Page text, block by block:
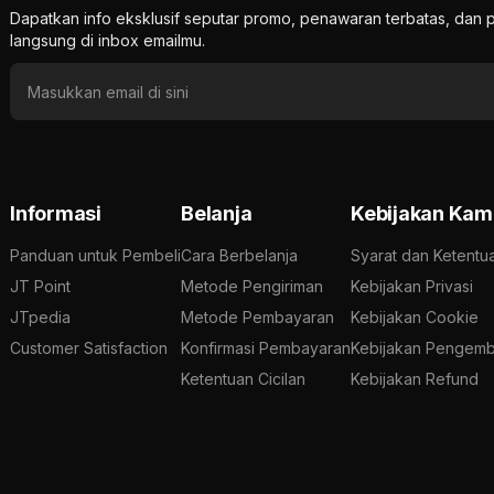
Dapatkan info eksklusif seputar promo, penawaran terbatas, dan
langsung di inbox emailmu.
Informasi
Panduan untuk Pembeli
JT Point
JTpedia
Customer Satisfaction
Belanja
Cara Berbelanja
Metode Pengiriman
Metode Pembayaran
Konfirmasi Pembayaran
Ketentuan Cicilan
Kebijakan
Syarat dan
Kebijakan Privasi
Kebijakan Cookie
Kebijakan
Kebijakan Refund